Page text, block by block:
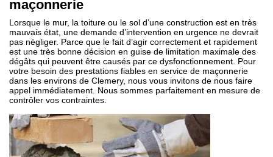
maçonnerie
Lorsque le mur, la toiture ou le sol d’une construction est en très
mauvais état, une demande d’intervention en urgence ne devrait
pas négliger. Parce que le fait d’agir correctement et rapidement
est une très bonne décision en guise de limitation maximale des
dégâts qui peuvent être causés par ce dysfonctionnement. Pour
votre besoin des prestations fiables en service de maçonnerie
dans les environs de Clemery, nous vous invitons de nous faire
appel immédiatement. Nous sommes parfaitement en mesure de
contrôler vos contraintes.